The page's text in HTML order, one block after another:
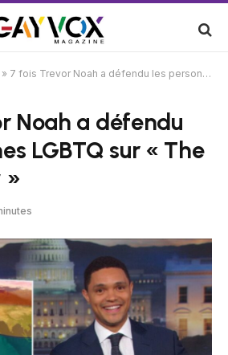
» 7 fois Trevor Noah a défendu les personnes LGBTQ sur « The Daily Show »
Noah a défendu
LGBTQ sur « The
»